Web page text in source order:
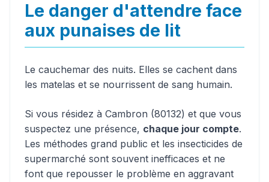
Le danger d'attendre face
aux punaises de lit
Le cauchemar des nuits. Elles se cachent dans
les matelas et se nourrissent de sang humain.
Si vous résidez à Cambron (80132) et que vous
suspectez une présence, chaque jour compte.
Les méthodes grand public et les insecticides de
supermarché sont souvent inefficaces et ne
font que repousser le problème en aggravant